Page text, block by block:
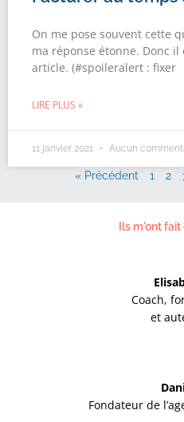
On me pose souvent cette
ma réponse étonne. Donc
article. (#spoileralert : fixer
LIRE PLUS »
11 janvier 2021 Aucun
« Précédent 1 2
Ils m'ont
Coach,
et
Fondateur de